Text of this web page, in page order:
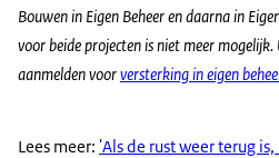
Bouwen in Eigen Beheer en daarna in
voor beide projecten is niet meer
aanmelden voorversterking in eigen
Lees meer: 'Als de rust weer terug